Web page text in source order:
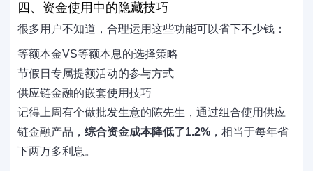
四、资金使用中的隐藏技巧
很多用户不知道，合理运用这些功能可以省下不少钱：
等额本金VS等额本息的选择策略
节假日专属提额活动的参与方式
供应链金融的嵌套使用技巧
记得上周有个做批发生意的陈先生，通过组合使用供应
链金融产品， 综合资金成本降低了1.2% ，相当于每年省
下两万多利息。